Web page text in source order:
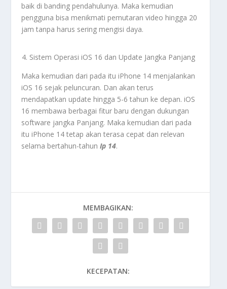
baik di banding pendahulunya. Maka kemudian
pengguna bisa menikmati pemutaran video hingga 20
jam tanpa harus sering mengisi daya.
Sistem Operasi iOS 16 dan Update Jangka Panjang
Maka kemudian dari pada itu iPhone 14 menjalankan
iOS 16 sejak peluncuran. Dan akan terus
mendapatkan update hingga 5-6 tahun ke depan. iOS
16 membawa berbagai fitur baru dengan dukungan
software jangka Panjang. Maka kemudian dari pada
itu iPhone 14 tetap akan terasa cepat dan relevan
selama bertahun-tahun Ip 14.
MEMBAGIKAN:
KECEPATAN: